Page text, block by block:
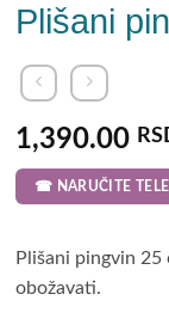
Plišani
1,390.00
☎ NARUČITE
Plišani pingvin 25
obožavati.